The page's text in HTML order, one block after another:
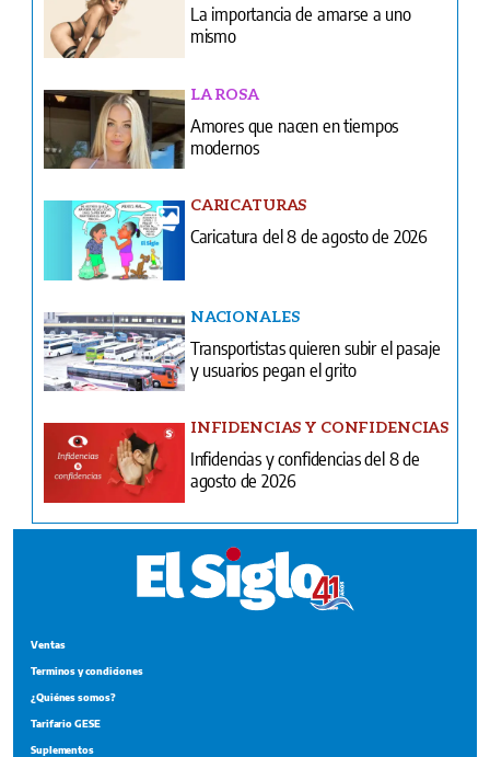
La importancia de amarse a uno
mismo
LA ROSA
Amores que nacen en tiempos
modernos
CARICATURAS
Caricatura del 8 de agosto de 2026
NACIONALES
Transportistas quieren subir el pasaje
y usuarios pegan el grito
INFIDENCIAS Y CONFIDENCIAS
Infidencias y confidencias del 8 de
agosto de 2026
Ventas
Terminos y condiciones
¿Quiénes somos?
Tarifario GESE
Suplementos